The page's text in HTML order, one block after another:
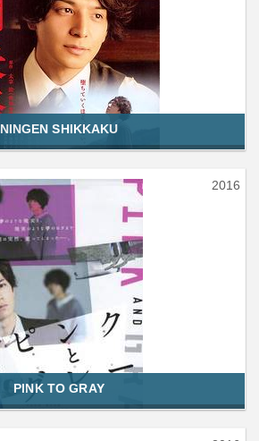
NINGEN SHIKKAKU
2016
PINK TO GRAY